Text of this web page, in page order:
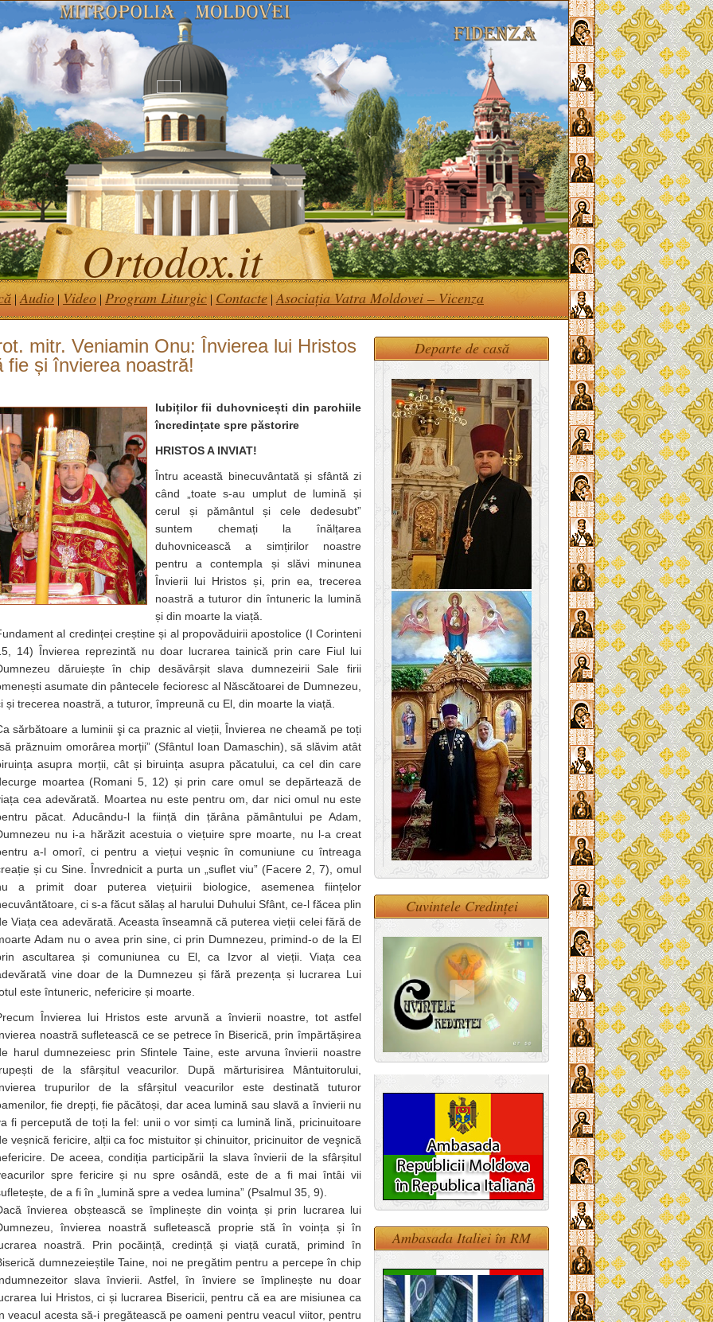
Ortodox.it
| Audio | Video | Program Liturgic | Contacte | Asociația Vatra Moldovei – Vicenza
mitr. Veniamin Onu: Învierea lui Hristos
fie și învierea noastră!
Iubiților fii duhovnicești din parohiile
încredințate spre păstorire
HRISTOS A INVIAT!
Întru această binecuvântată și sfântă zi
când „toate s-au umplut de lumină și
cerul și pământul și cele dedesubt”
suntem chemați la înălțarea
duhovnicească a simțirilor noastre
pentru a contempla și slăvi minunea
Învierii lui Hristos și, prin ea, trecerea
noastră a tuturor din întuneric la lumină
și din moarte la viață.
al credinței creștine și al propovăduirii apostolice (I Corinteni
14) Învierea reprezintă nu doar lucrarea tainică prin care Fiul lui
dăruiește în chip desăvârșit slava dumnezeirii Sale firii
asumate din pântecele fecioresc al Născătoarei de Dumnezeu,
și trecerea noastră, a tuturor, împreună cu El, din moarte la viață.
sărbătoare a luminii şi ca praznic al vieții, Învierea ne cheamă pe toți
prăznuim omorârea morții” (Sfântul Ioan Damaschin), să slăvim atât
asupra morții, cât și biruința asupra păcatului, ca cel din care
moartea (Romani 5, 12) și prin care omul se depărtează de
cea adevărată. Moartea nu este pentru om, dar nici omul nu este
păcat. Aducându-l la ființă din țărâna pământului pe Adam,
nu i-a hărăzit acestuia o viețuire spre moarte, nu l-a creat
a-l omorî, ci pentru a viețui veșnic în comuniune cu întreaga
și cu Sine. Învrednicit a purta un „suflet viu” (Facere 2, 7), omul
a primit doar puterea viețuirii biologice, asemenea ființelor
ci s-a făcut sălaș al harului Duhului Sfânt, ce-l făcea plin
Viața cea adevărată. Aceasta înseamnă că puterea vieții celei fără de
Adam nu o avea prin sine, ci prin Dumnezeu, primind-o de la El
ascultarea și comuniunea cu El, ca Izvor al vieții. Viața cea
vine doar de la Dumnezeu și fără prezența și lucrarea Lui
este întuneric, nefericire și moarte.
Învierea lui Hristos este arvună a învierii noastre, tot astfel
noastră sufletească ce se petrece în Biserică, prin împărtășirea
harul dumnezeiesc prin Sfintele Taine, este arvuna învierii noastre
de la sfârșitul veacurilor. După mărturisirea Mântuitorului,
trupurilor de la sfârșitul veacurilor este destinată tuturor
fie drepți, fie păcătoși, dar acea lumină sau slavă a învierii nu
fi percepută de toți la fel: unii o vor simți ca lumină lină, pricinuitoare
veșnică fericire, alții ca foc mistuitor și chinuitor, pricinuitor de veşnică
De aceea, condiția participării la slava învierii de la sfârșitul
spre fericire și nu spre osândă, este de a fi mai întâi vii
de a fi în „lumină spre a vedea lumina” (Psalmul 35, 9).
învierea obștească se împlinește din voința și prin lucrarea lui
învierea noastră sufletească proprie stă în voința și în
noastră. Prin pocăință, credință și viață curată, primind în
dumnezeieștile Taine, noi ne pregătim pentru a percepe în chip
slava învierii. Astfel, în înviere se împlinește nu doar
lui Hristos, ci și lucrarea Bisericii, pentru că ea are misiunea ca
veacul acesta să-i pregătească pe oameni pentru veacul viitor, pentru
Departe de casă
Cuvintele Credinței
Ambasada Italiei în RM